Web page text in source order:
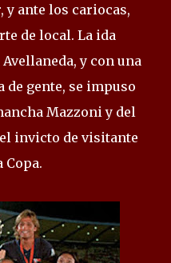
y ante los cariocas,
de local. La ida
y con una
de gente, se impuso
Mazzoni y del
invicto de visitante